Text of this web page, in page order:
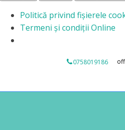
Politică privind fișierele
Termeni și condiții Online
0758019186